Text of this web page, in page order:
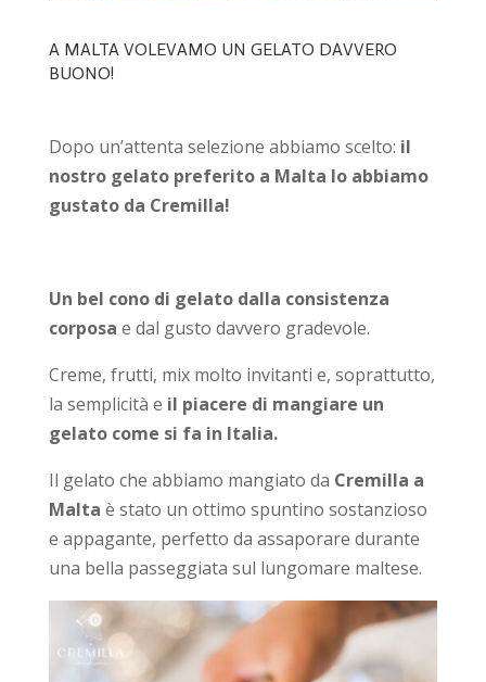
A MALTA VOLEVAMO UN GELATO DAVVERO
BUONO!
Dopo un’attenta selezione abbiamo scelto: il
nostro gelato preferito a Malta lo abbiamo
gustato da Cremilla!
Un bel cono di gelato dalla consistenza
corposa e dal gusto davvero gradevole.
Creme, frutti, mix molto invitanti e, soprattutto,
la semplicità e il piacere di mangiare un
gelato come si fa in Italia.
Il gelato che abbiamo mangiato da Cremilla a
Malta è stato un ottimo spuntino sostanzioso
e appagante, perfetto da assaporare durante
una bella passeggiata sul lungomare maltese.